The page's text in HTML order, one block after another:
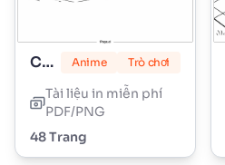
Công chúa Peach Anime Trò chơi
Tài liệu in miễn phí
PDF/PNG
48 Trang